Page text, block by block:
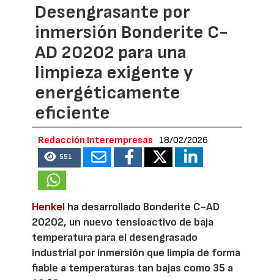
Desengrasante por
inmersión Bonderite C-
AD 20202 para una
limpieza exigente y
energéticamente
eficiente
Redacción Interempresas 18/02/2026
551
Henkel ha desarrollado Bonderite C-AD
20202, un nuevo tensioactivo de baja
temperatura para el desengrasado
industrial por inmersión que limpia de forma
fiable a temperaturas tan bajas como 35 a